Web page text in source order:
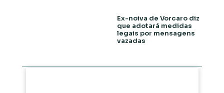
Ex-noiva de Vorcaro diz
que adotará medidas
legais por mensagens
vazadas